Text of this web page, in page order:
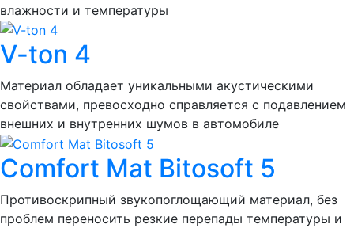
влажности и температуры
V-ton 4
Материал обладает уникальными акустическими
свойствами, превосходно справляется с подавлением
внешних и внутренних шумов в автомобиле
Comfort Mat Bitosoft 5
Противоскрипный звукопоглощающий материал, без
проблем переносить резкие перепады температуры и